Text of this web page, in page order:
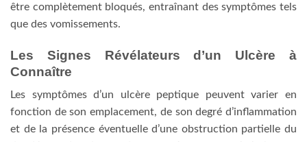
être complètement bloqués, entraînant des symptômes tels
que des vomissements.
Les Signes Révélateurs d’un Ulcère à
Connaître
Les symptômes d’un ulcère peptique peuvent varier en
fonction de son emplacement, de son degré d’inflammation
et de la présence éventuelle d’une obstruction partielle du